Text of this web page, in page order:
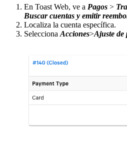
En Toast Web, ve a Pagos >
Buscar cuentas y emitir
Localiza la cuenta específica.
Selecciona Acciones>Ajuste de